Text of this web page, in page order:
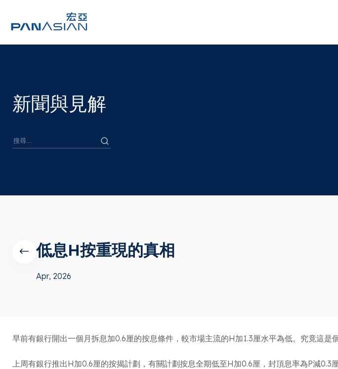
新聞與見解
低息H按重現的真相
Apr, 2026
早前有銀行開出一個月拆息加0.6厘的按息條件，較市場主流的H加1.3厘水平為低。究竟這
上周有銀行推出H加0.6厘的按揭計劃，有關計劃按息全期低至H加0.6厘，封頂息率為P減